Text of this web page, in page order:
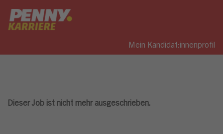
Mein Kandidat:innenprofil
Dieser Job ist nicht mehr ausgeschrieben.